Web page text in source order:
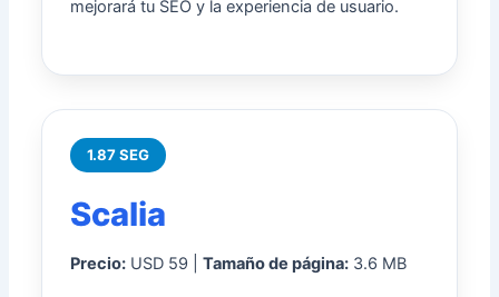
mejorará tu SEO y la experiencia de usuario.
1.87 SEG
Scalia
Precio: USD 59 |Tamaño de página: 3.6 MB